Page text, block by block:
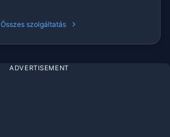
Összes szolgáltatás
ADVERTISEMENT